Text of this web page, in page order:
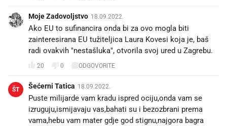
Moje Zadovoljstvo 18.09.2022.
Ako EU to sufinancira onda bi za ovo mogla biti
zainteresirana EU tužiteljica Laura Kovesi koja je, baš
radi ovakvih "nestašluka", otvorila svoj ured u Zagrebu.
20 0 ODGOVORITE
ŠT Šećerni Tatica 18.09.2022.
Puste milijarde vam kradu ispred ociju,onda vam se
izruguju,ismijavaju vas,bahati su i bezozbrani prema
vama,hebu vam mater gdje god stignu,najgora bagra